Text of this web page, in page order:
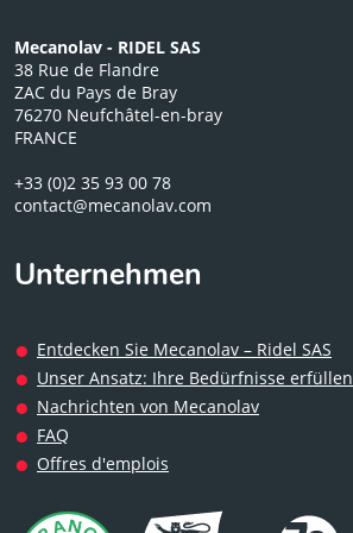
Mecanolav - RIDEL SAS
38 Rue de Flandre
ZAC du Pays de Bray
76270 Neufchâtel-en-bray
FRANCE
+33 (0)2 35 93 00 78
contact@mecanolav.com
Unternehmen
Entdecken Sie Mecanolav – Ridel SAS
Unser Ansatz: Ihre Bedürfnisse erfüllen
Nachrichten von Mecanolav
FAQ
Offres d'emplois